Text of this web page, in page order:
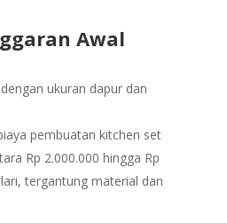
Awal
ukuran dapur dan
pembuatan kitchen set
Rp 2.000.000 hingga Rp
tergantung material dan